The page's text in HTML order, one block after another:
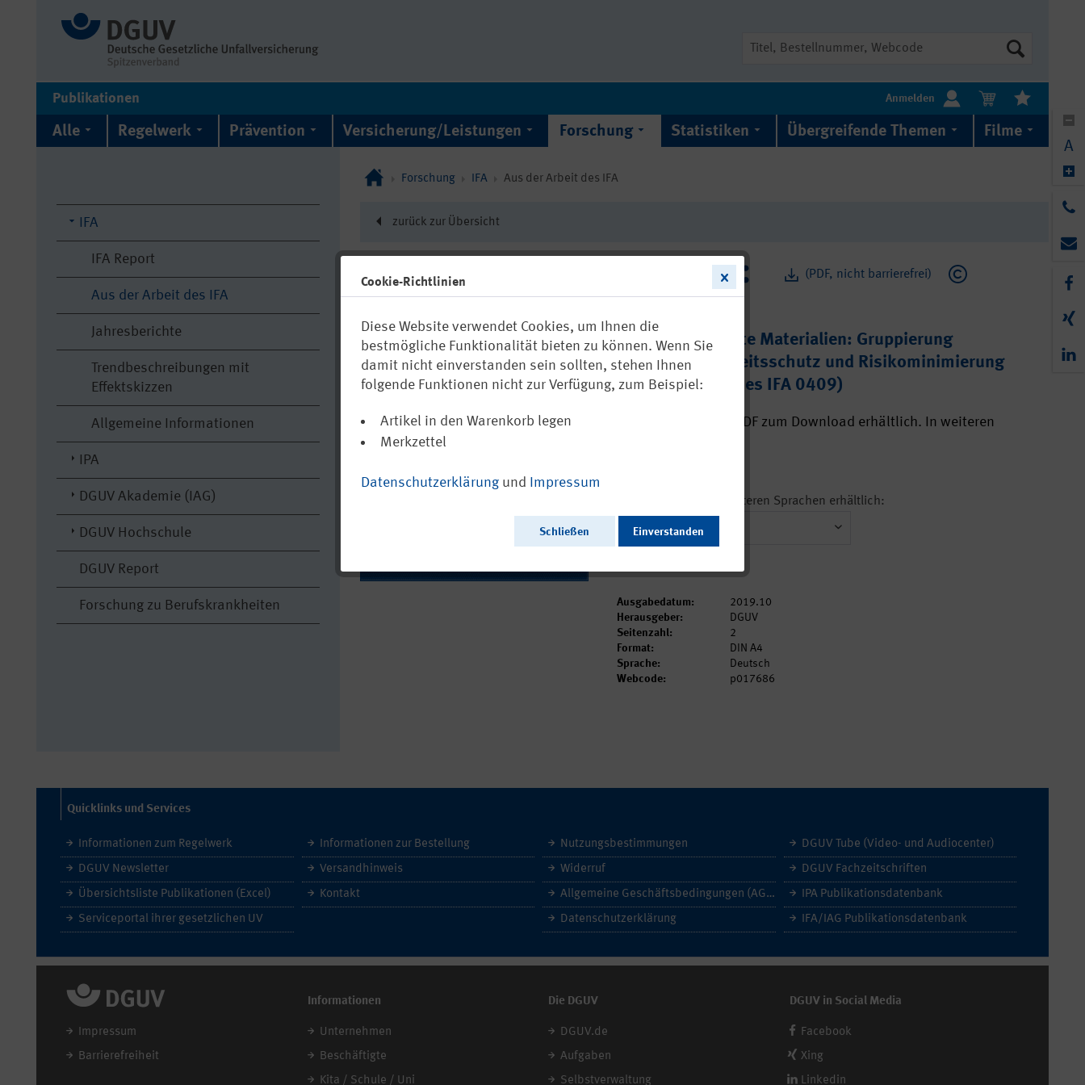
Publikationen Anmelden
Alle Regelwerk Prävention Versicherung/Leistungen Forschung Statistiken Übergreifende Themen Filme
IFA
IFA Report
Aus der Arbeit des IFA
Jahresberichte
Trendbeschreibungen mit
Effektskizzen
Allgemeine Informationen
IPA
DGUV Akademie (IAG)
DGUV Hochschule
DGUV Report
Forschung zu Berufskrankheiten
Forschung IFA Aus der Arbeit des IFA
zurück zur Übersicht
(PDF, nicht barrierefrei)
Nanostrukturierte Materialien: Gruppierung
hinsichtlich Arbeitsschutz und Risikominimierung
(Aus der Arbeit des IFA 0409)
Ausschließlich als PDF zum Download erhältlich. In weiteren
Dieser Artikel ist in weiteren Sprachen erhältlich:
Ausgabedatum:
2019.10
Herausgeber:
DGUV
Seitenzahl:
2
Format:
DIN A4
Sprache:
Deutsch
Webcode:
p017686
Quicklinks und Services
Informationen zum Regelwerk
DGUV Newsletter
Übersichtsliste Publikationen (Excel)
Serviceportal ihrer gesetzlichen UV
Informationen zur Bestellung
Versandhinweis
Kontakt
Nutzungsbestimmungen
Widerruf
Allgemeine Geschäftsbedingungen (AGB)
Datenschutzerklärung
DGUV Tube (Video- und Audiocenter)
DGUV Fachzeitschriften
IPA Publikationsdatenbank
IFA/IAG Publikationsdatenbank
Impressum
Barrierefreiheit
Informationen
Unternehmen
Beschäftigte
Kita / Schule / Uni
Die DGUV
DGUV.de
Aufgaben
Selbstverwaltung
DGUV in Social Media
Facebook
Xing
Linkedin
A
Cookie-Richtlinien
Diese Website verwendet Cookies, um Ihnen die
bestmögliche Funktionalität bieten zu können. Wenn Sie
damit nicht einverstanden sein sollten, stehen Ihnen
folgende Funktionen nicht zur Verfügung, zum Beispiel:
Artikel in den Warenkorb legen
Merkzettel
Datenschutzerklärung und Impressum
Schließen Einverstanden